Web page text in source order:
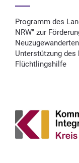
Programm des
NRW" zur
Unterstützung
Flüchtlingshilfe